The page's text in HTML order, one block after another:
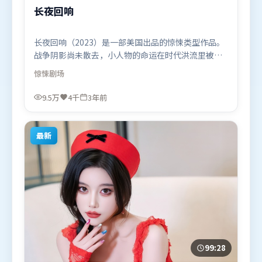
长夜回响
长夜回响（2023）是一部美国出品的惊悚类型作品。
战争阴影尚未散去，小人物的命运在时代洪流里被轻
轻托起又放下。视听风格统一而富有实验感，配乐与
画面情绪贴合。由是枝裕和执导，迪皮卡·帕度柯
妮、木村拓哉、长泽雅美，弗洛伦丝·皮尤等联袂出
上线，适合喜欢惊悚题材的观众观看。
惊悚剧场
9.5万 4千 3年前
最新
99:28